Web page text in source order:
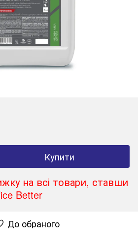
Купити
на всі товари, ставши
Better
До обраного